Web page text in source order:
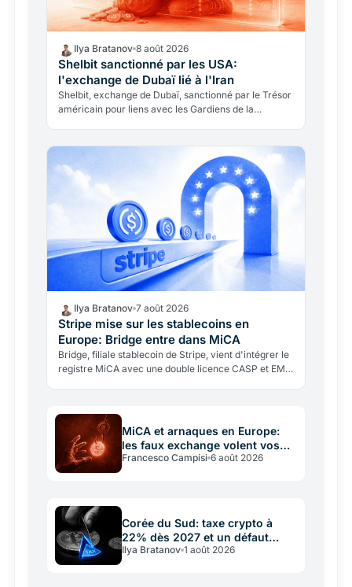
Ilya Bratanov 8 août 2026
Shelbit sanctionné par les USA:
l'exchange de Dubaï lié à l'Iran
Shelbit, exchange de Dubaï, sanctionné par le Trésor
américain pour liens avec les Gardiens de la
Ilya Bratanov 7 août 2026
Stripe mise sur les stablecoins en
Europe: Bridge entre dans MiCA
Bridge, filiale stablecoin de Stripe, vient d'intégrer le
registre MiCA avec une double licence CASP et EMI
MiCA et arnaques en Europe:
les faux exchange volent vos
crypto
Francesco Campisi 6 août 2026
Corée du Sud: taxe crypto à
22% dès 2027 et un défaut
commun avec la France
Ilya Bratanov 1 août 2026